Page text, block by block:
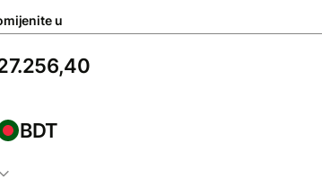
u
BDT